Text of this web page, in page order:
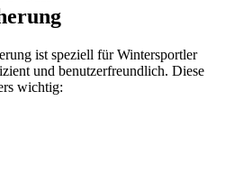
ist speziell für Wintersportler
und benutzerfreundlich. Diese
wichtig: